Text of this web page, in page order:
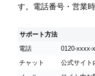
す。電話番号・営業
サポート方法
電話
0120-xxxx-
チャット
公式サイト